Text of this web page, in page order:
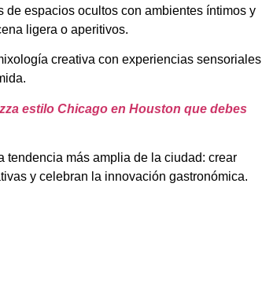
de espacios ocultos con ambientes íntimos y
ligera o aperitivos.
creativa con experiencias sensoriales
estilo Chicago en Houston que debes
tendencia más amplia de la ciudad: crear
y celebran la innovación gastronómica.